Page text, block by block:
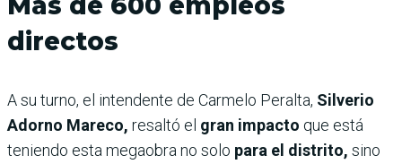
directos
A su turno, el intendente de Carmelo Peralta, Silverio
Adorno Mareco, resaltó el gran impacto que está
teniendo esta megaobra no solo para el distrito, sino